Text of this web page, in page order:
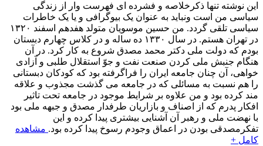
این نوشته تنها ذکرخلاصه و فشرده ای فهرست وار از زندگی
سیاسی من است ونباید به عنوان یک بیوگرافی و یا یک خاطرات
سیاسی تلقی گردد. من حسین موسویان متولد هفدهم اسفند ۱۳۲۰
در تهران هستم. در سال ۱۳۳۰ ده ساله و در کلاس چهارم دبستان
بودم که دولت ملی دکتر محمد مصدق شروع به کار کرد. در آن
هنگام جنبش ملی کردن صنعت نفت و جوّ استقلال طلبی و آزادی
خواهی، آن چنان جامعه ایران را فراگرفته بود که کودکان دبستانی
را هم نسبت به مسائلی که در جامعه می گذشت مجذوب و علاقه
مند کرده بود و من علاوه بر شرایط موجود در جامعه تحت تاثیر
افکار پدرم که از اصناف و بازاریان طرفدار مصدق و جبهه ملی بود
با نهضت ملی و رهبر آن آشنایی بیشتری پیدا کرده و این
تفکرمصدقی بودن در اعماق وجودم رسوخ پیدا کرده بود. مشاهده
کامل +